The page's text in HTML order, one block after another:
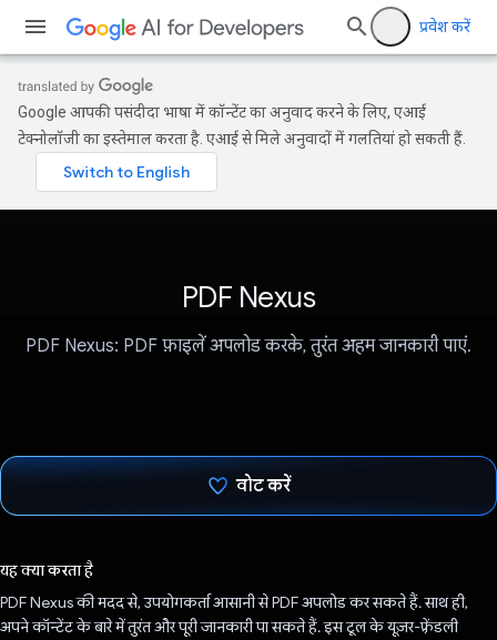
प्रवेश करें
Google आपकी पसंदीदा भाषा में कॉन्टेंट का अनुवाद करने के लिए, एआई
टेक्नोलॉजी का इस्तेमाल करता है. एआई से मिले अनुवादों में गलतियां हो सकती हैं.
PDF Nexus
PDF Nexus: PDF फ़ाइलें अपलोड करके, तुरंत अहम जानकारी पाएं.
वोट करें
यह क्या करता है
PDF Nexus की मदद से, उपयोगकर्ता आसानी से PDF अपलोड कर सकते हैं. साथ ही,
अपने कॉन्टेंट के बारे में तुरंत और पूरी जानकारी पा सकते हैं. इस टूल के यूज़र-फ़्रेंडली